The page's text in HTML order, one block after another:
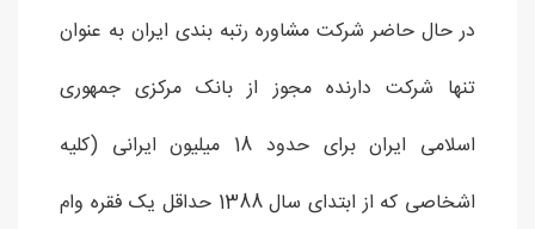
در حال حاضر شرکت مشاوره رتبه بندی ایران به عنوان
تنها شرکت دارنده مجوز از بانک مرکزی جمهوری
اسلامی ایران برای حدود 18 میلیون ایرانی (کلیه
اشخاصی که از ابتدای سال 1388 حداقل یک فقره وام